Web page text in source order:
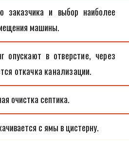
заказчика и выбор наиболее
машины.
опускают в отверстие, через
откачка канализации.
очистка септика.
с ямы в цистерну.